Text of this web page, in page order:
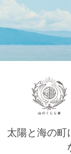
太陽と海の町